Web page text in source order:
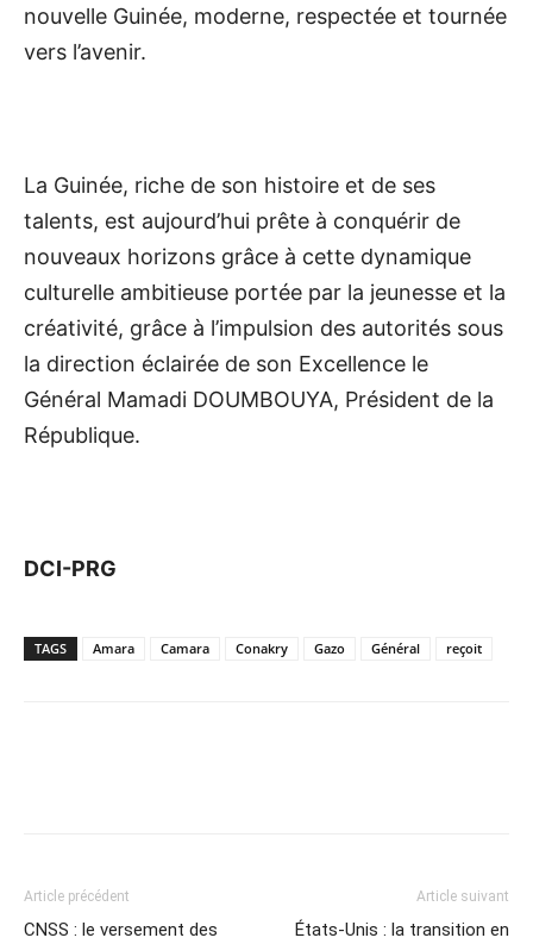
nouvelle Guinée, moderne, respectée et tournée
vers l’avenir.
La Guinée, riche de son histoire et de ses
talents, est aujourd’hui prête à conquérir de
nouveaux horizons grâce à cette dynamique
culturelle ambitieuse portée par la jeunesse et la
créativité, grâce à l’impulsion des autorités sous
la direction éclairée de son Excellence le
Général Mamadi DOUMBOUYA, Président de la
République.
DCI-PRG
TAGS Amara Camara Conakry Gazo Général reçoit
Article précédent
CNSS : le versement des
Article suivant
États-Unis : la transition en